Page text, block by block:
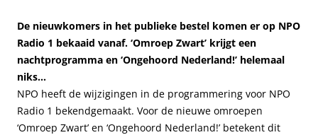
De nieuwkomers in het publieke bestel komen er op NPO
Radio 1 bekaaid vanaf. ‘Omroep Zwart’ krijgt een
nachtprogramma en ‘Ongehoord Nederland!’ helemaal
niks…
NPO heeft de wijzigingen in de programmering voor NPO
Radio 1 bekendgemaakt. Voor de nieuwe omroepen
‘Omroep Zwart’ en ‘Ongehoord Nederland!’ betekent dit